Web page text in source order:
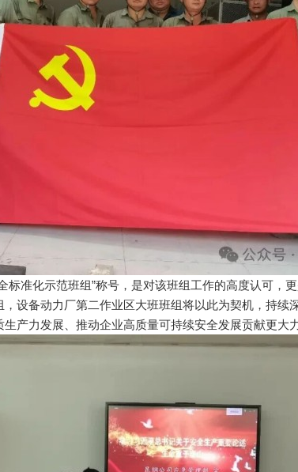
准化示范班组”称号，是对该班组工作的高度认可，
设备动力厂第二作业区大班班组将以此为契机，持续
产力发展、推动企业高质量可持续安全发展贡献更大